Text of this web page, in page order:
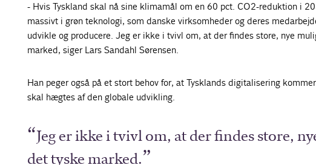
- Hvis Tyskland skal nå sine klimamål om en 60 pct. CO2-reduktion i
massivt i grøn teknologi, som danske virksomheder og deres
udvikle og producere. Jeg er ikke i tvivl om, at der findes store, nye
marked, siger Lars Sandahl Sørensen.
Han peger også på et stort behov for, at Tysklands digitalisering
skal hægtes af den globale udvikling.
Jeg er ikke i tvivl om, at der findes store,
det tyske marked.